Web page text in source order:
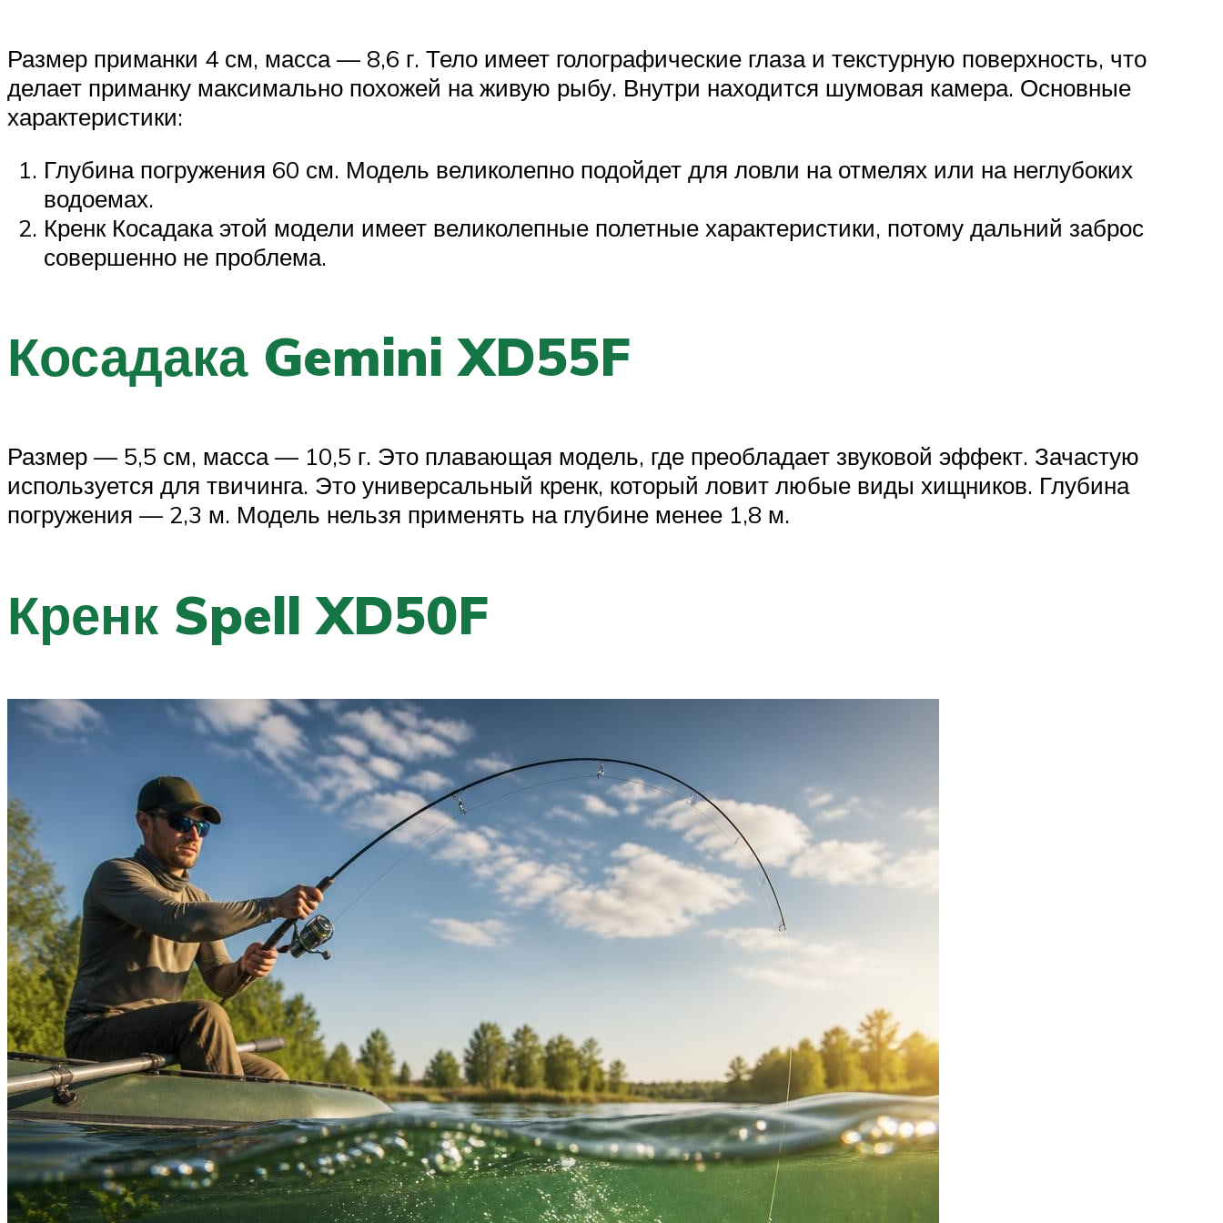
Размер приманки 4 см, масса — 8,6 г. Тело имеет голографические глаза и текстурную поверхность, что
делает приманку максимально похожей на живую рыбу. Внутри находится шумовая камера. Основные
характеристики:
Глубина погружения 60 см. Модель великолепно подойдет для ловли на отмелях или на неглубоких
водоемах.
Кренк Косадака этой модели имеет великолепные полетные характеристики, потому дальний заброс
совершенно не проблема.
Косадака Gemini XD55F
Размер — 5,5 см, масса — 10,5 г. Это плавающая модель, где преобладает звуковой эффект. Зачастую
используется для твичинга. Это универсальный кренк, который ловит любые виды хищников. Глубина
погружения — 2,3 м. Модель нельзя применять на глубине менее 1,8 м.
Кренк Spell XD50F